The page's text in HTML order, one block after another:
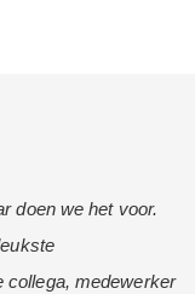
doen we het voor.
collega, medewerker